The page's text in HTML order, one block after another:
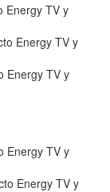
Energy TV y
Energy TV y
Energy TV y
Energy TV y
Energy TV y